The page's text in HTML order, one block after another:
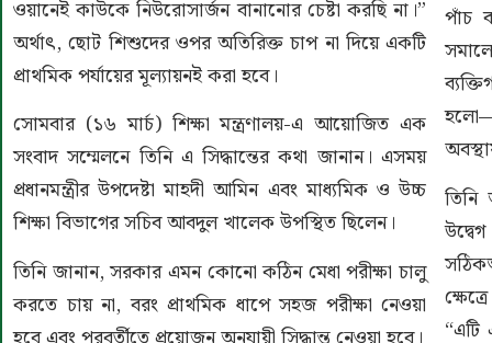
ওয়ানেই কাউকে নিউরোসার্জন বানানোর চেষ্টা করছি না।”
অর্থাৎ, ছোট শিশুদের ওপর অতিরিক্ত চাপ না দিয়ে একটি
প্রাথমিক পর্যায়ের মূল্যায়নই করা হবে।
সোমবার (১৬ মার্চ) শিক্ষা মন্ত্রণালয়-এ আয়োজিত এক
সংবাদ সম্মেলনে তিনি এ সিদ্ধান্তের কথা জানান। এসময়
প্রধানমন্ত্রীর উপদেষ্টা মাহদী আমিন এবং মাধ্যমিক ও উচ্চ
শিক্ষা বিভাগের সচিব আবদুল খালেক উপস্থিত ছিলেন।
তিনি জানান, সরকার এমন কোনো কঠিন মেধা পরীক্ষা চালু
করতে চায় না, বরং প্রাথমিক ধাপে সহজ পরীক্ষা নেওয়া
পাঁচ
তিনি